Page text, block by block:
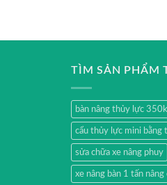
TÌM SẢN PHẨM
bàn nâng thủy lực
cẩu thủy lực mini bằng
sửa chữa xe nâng phuy
xe nâng bàn 1 tấn